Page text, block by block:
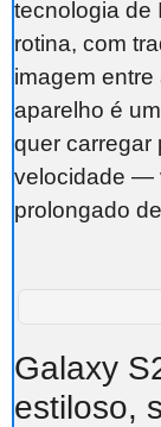
tecnologia de
rotina, com
imagem
aparelho é
quer carregar
velocidade —
prolongado
Galaxy
estiloso,